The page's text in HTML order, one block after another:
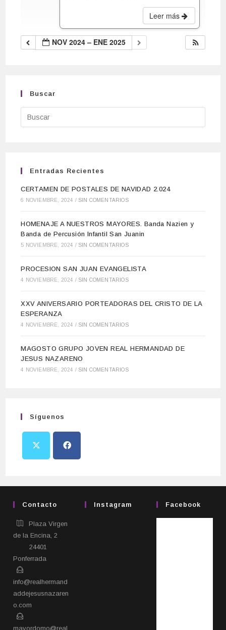
Leer más
NOV 2024 – ENE 2025
Buscar
Entradas Recientes
CERTAMEN DE POSTALES DE NAVIDAD 2.024
6 NOVIEMBRE, 2024 / SIN COMENTARIOS
HOMENAJE A NUESTROS MAYORES. Banda Nazien y
Banda de Percusión Infantil San Juanin
5 NOVIEMBRE, 2024 / SIN COMENTARIOS
PROCESION SAN JUAN EVANGELISTA
4 NOVIEMBRE, 2024 / SIN COMENTARIOS
XXV ANIVERSARIO PORTEADORAS DEL CRISTO DE LA
ESPERANZA
4 NOVIEMBRE, 2024 / SIN COMENTARIOS
MAGOSTO GRUPO JOVEN REAL HERMANDAD DE
JESUS NAZARENO
4 NOVIEMBRE, 2024 / SIN COMENTARIOS
Síguenos
Contacto
Plaza Virgen
de la Encina, 2
24401
Ponferrada​
info@realhermand
addejesusnazaren
o.com
mayordomo@real
Instagram Facebook